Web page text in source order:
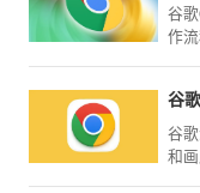
谷
作
谷
和